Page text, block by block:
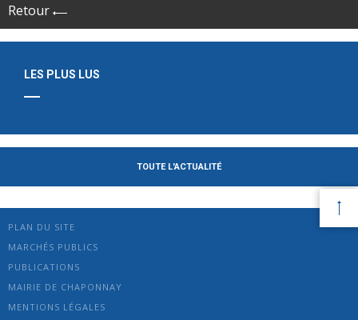
Retour
LES PLUS LUS
TOUTE L'ACTUALITÉ
PLAN DU SITE
MARCHÉS PUBLICS
PUBLICATIONS
MAIRIE DE CHAPONNAY
MENTIONS LÉGALES